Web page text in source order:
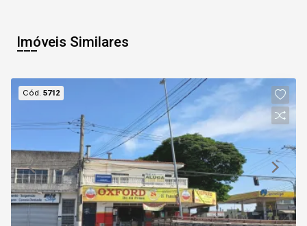
Imóveis Similares
Cód.5712